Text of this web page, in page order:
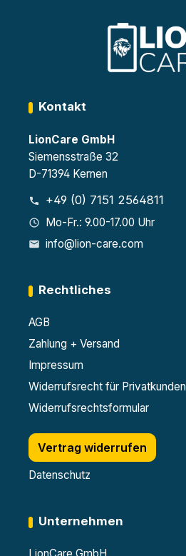
Kontakt
LionCare GmbH
Siemensstraße 32
D-71394 Kernen
+49 (0) 7151 2564811
Mo-Fr.: 9.00-17.00 Uhr
info@lion-care.com
Rechtliches
AGB
Zahlung + Versand
Impressum
Widerrufsrecht für Privatkunden
Widerrufsrechtsformular
Vertrag widerrufen
Datenschutz
Unternehmen